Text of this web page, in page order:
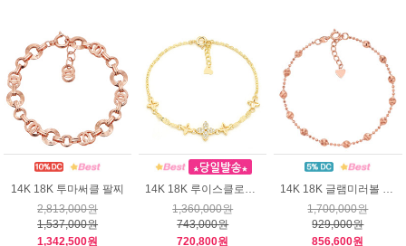
14K 18K 투마써클 팔찌
2,813,000원
1,537,000원
1,342,500원
14K 18K 루이스클로버 팔찌
1,360,000원
743,000원
720,800원
14K 18K 글램미러볼 팔찌
1,700,000원
929,000원
856,600원